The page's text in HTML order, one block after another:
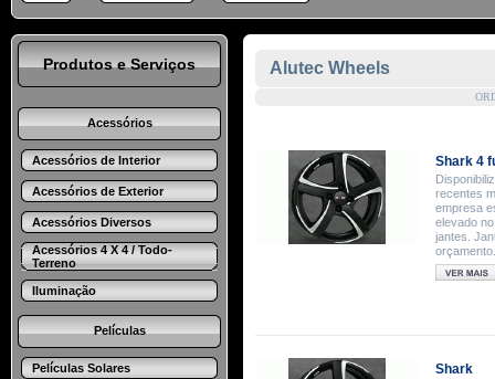
Produtos e Serviços
Acessórios
Acessórios de Interior
Acessórios de Exterior
Acessórios Diversos
Acessórios 4 X 4 / Todo-
Terreno
Iluminação
Películas
Películas Solares
Alutec Wheels
Shark 4
recentes
empresa
elevado
jantes.
orçamento.
Shark